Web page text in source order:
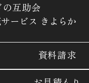
の互助会
ービス きよらか
資料請求